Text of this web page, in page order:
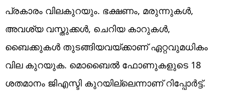
പ്രകാരം വിലകുറയും. ഭക്ഷണം, മരുന്നുകൾ,
അവശ്യ വസ്തുക്കൾ, ചെറിയ കാറുകൾ,
ബൈക്കുകൾ തുടങ്ങിയവയ്ക്കാണ് ഏറ്റവുമധികം
വില കുറയുക. മൊബൈൽ ഫോണുകളുടെ 18
ശതമാനം ജിഎസ്ടി കുറയില്ലെന്നാണ് റിപ്പോർട്ട്.